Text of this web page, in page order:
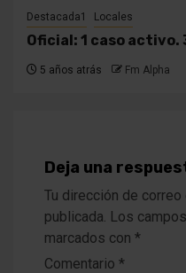
Destacada1 Locales
Oficial: 1 caso activo.
5 años atrás Fm Alpha
Deja una
Tu dirección de
publicada. Los
marcados con *
Comentario *